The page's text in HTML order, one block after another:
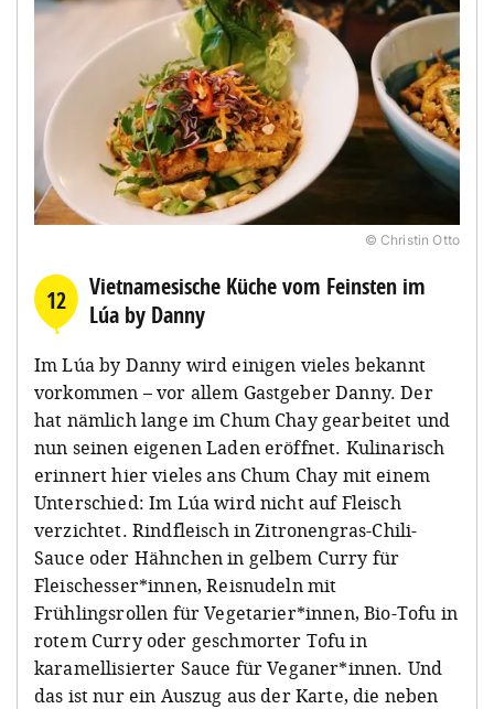
© Christin Otto
12
Vietnamesische Küche vom Feinsten im
Lúa by Danny
Im Lúa by Danny wird einigen vieles bekannt
vorkommen – vor allem Gastgeber Danny. Der
hat nämlich lange im Chum Chay gearbeitet und
nun seinen eigenen Laden eröffnet. Kulinarisch
erinnert hier vieles ans Chum Chay mit einem
Unterschied: Im Lúa wird nicht auf Fleisch
verzichtet. Rindfleisch in Zitronengras-Chili-
Sauce oder Hähnchen in gelbem Curry für
Fleischesser*innen, Reisnudeln mit
Frühlingsrollen für Vegetarier*innen, Bio-Tofu in
rotem Curry oder geschmorter Tofu in
karamellisierter Sauce für Veganer*innen. Und
das ist nur ein Auszug aus der Karte, die neben